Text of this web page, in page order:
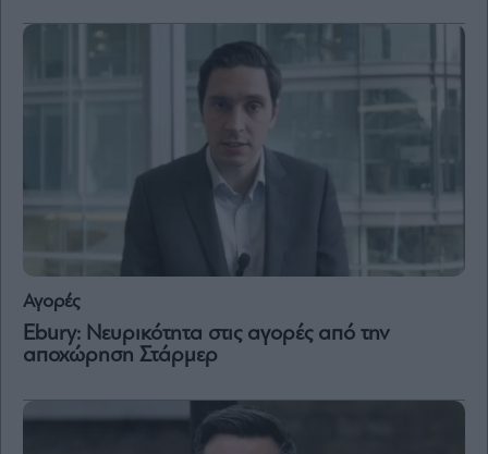
Αγορές
Ebury: Νευρικότητα στις αγορές από την
αποχώρηση Στάρμερ